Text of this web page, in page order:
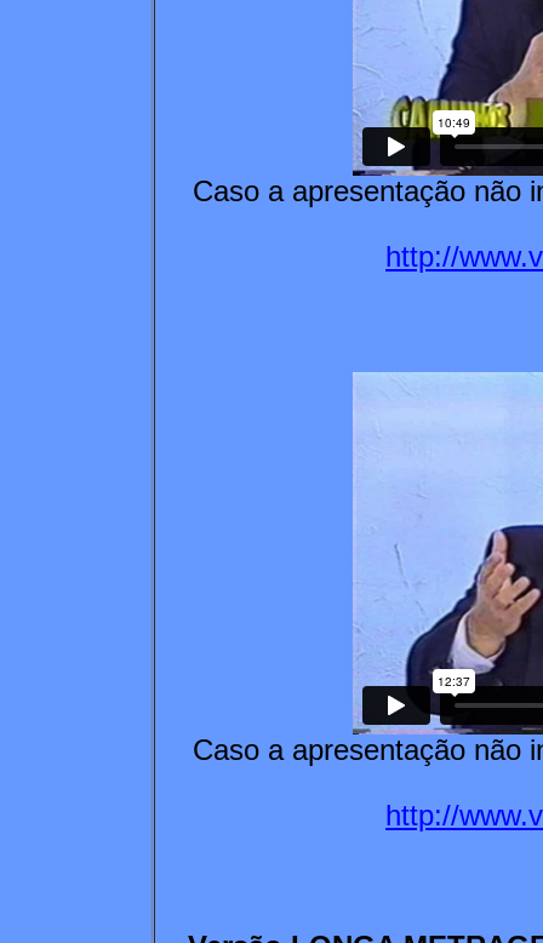
Caso a apresentação não
http://
Caso a apresentação não
http://